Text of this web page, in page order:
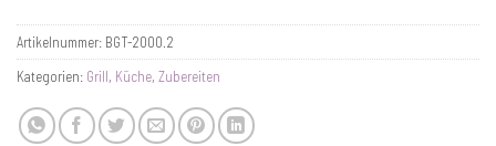
Artikelnummer: BGT-2000.2
Kategorien: Grill, Küche, Zubereiten